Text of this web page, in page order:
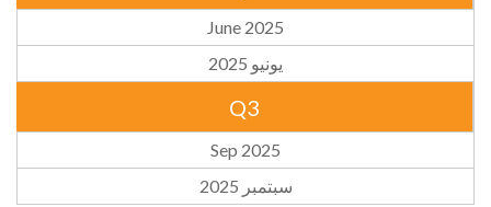
June 2025
يونيو 2025
Q3
Sep 2025
سبتمبر 2025